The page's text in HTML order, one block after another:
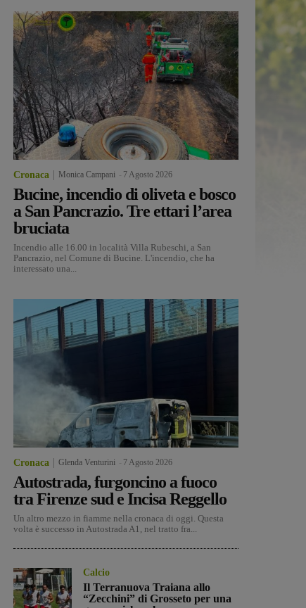
Cronaca Monica Campani 7 Agosto 2026
Bucine, incendio di oliveta e bosco
a San Pancrazio. Tre ettari l’area
bruciata
Incendio alle 16.00 in località Villa Rubeschi, a San
Pancrazio, nel Comune di Bucine. L'incendio, che ha
interessato una...
Cronaca Glenda Venturini 7 Agosto 2026
Autostrada, furgoncino a fuoco
tra Firenze sud e Incisa Reggello
Un altro mezzo in fiamme nella cronaca di oggi. Questa
volta è successo in Autostrada A1, nel tratto fra...
Calcio
Il Terranuova Traiana allo
“Zecchini” di Grosseto per una